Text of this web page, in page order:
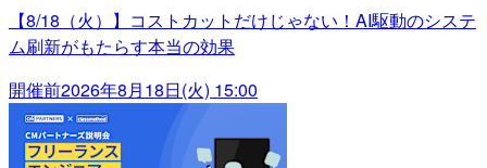
【8/18（火）】コストカットだけじゃない！AI駆動のシステ
ム刷新がもたらす本当の効果
開催前2026年8月18日(火) 15:00